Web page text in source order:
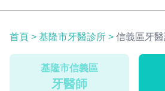
首頁 > 基隆市牙醫診所 > 信義區牙
基隆市信義區
牙醫師